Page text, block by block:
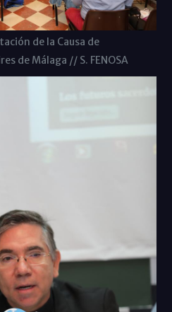
de la Causa de
de Málaga // S. FENOSA